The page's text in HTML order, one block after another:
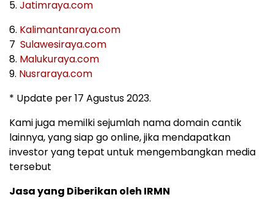
5. Jatimraya.com
6. Kalimantanraya.com
7 Sulawesiraya.com
8. Malukuraya.com
9. Nusraraya.com
* Update per 17 Agustus 2023.
Kami juga memilki sejumlah nama domain cantik
lainnya, yang siap go online, jika mendapatkan
investor yang tepat untuk mengembangkan media
tersebut
Jasa yang Diberikan oleh IRMN